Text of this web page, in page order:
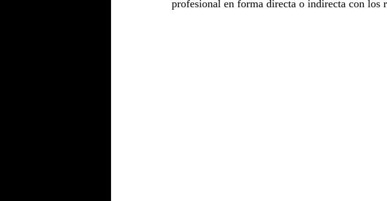
profesional en forma directa o indirecta con los